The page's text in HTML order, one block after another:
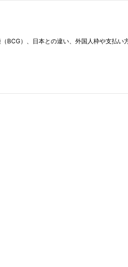
）、日本との違い、外国人枠や支払い